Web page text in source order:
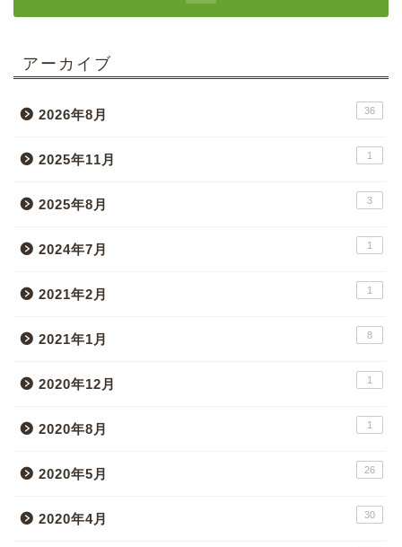
アーカイブ
2026年8月 36
2025年11月 1
2025年8月 3
2024年7月 1
2021年2月 1
2021年1月 8
2020年12月 1
2020年8月 1
2020年5月 26
2020年4月 30